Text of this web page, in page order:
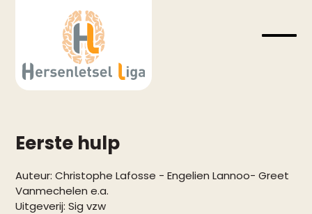
Eerste hulp
Auteur: Christophe Lafosse - Engelien Lannoo- Greet
Vanmechelen e.a.
Uitgeverij: Sig vzw